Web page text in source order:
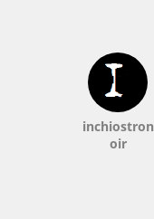
inchiostron
oir